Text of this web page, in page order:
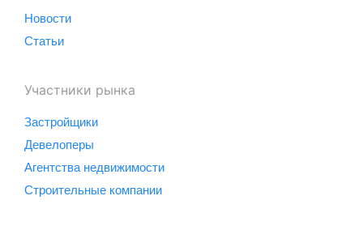
Новости
Статьи
Участники рынка
Застройщики
Девелоперы
Агентства недвижимости
Строительные компании